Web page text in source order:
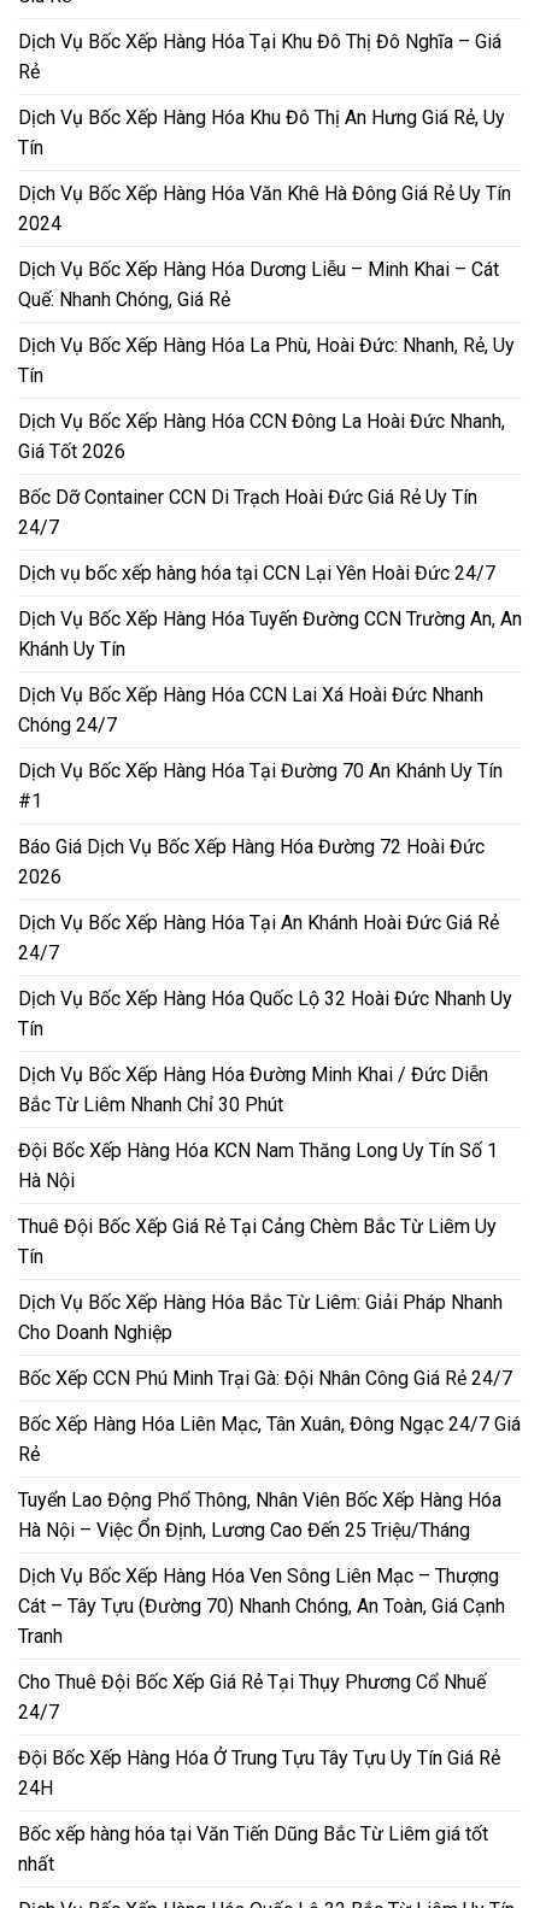
Dịch Vụ Bốc Xếp Hàng Hóa Tại Khu Đô Thị Đô Nghĩa – Giá
Rẻ
Dịch Vụ Bốc Xếp Hàng Hóa Khu Đô Thị An Hưng Giá Rẻ, Uy
Tín
Dịch Vụ Bốc Xếp Hàng Hóa Văn Khê Hà Đông Giá Rẻ Uy Tín
2024
Dịch Vụ Bốc Xếp Hàng Hóa Dương Liễu – Minh Khai – Cát
Quế: Nhanh Chóng, Giá Rẻ
Dịch Vụ Bốc Xếp Hàng Hóa La Phù, Hoài Đức: Nhanh, Rẻ, Uy
Tín
Dịch Vụ Bốc Xếp Hàng Hóa CCN Đông La Hoài Đức Nhanh,
Giá Tốt 2026
Bốc Dỡ Container CCN Di Trạch Hoài Đức Giá Rẻ Uy Tín
24/7
Dịch vụ bốc xếp hàng hóa tại CCN Lại Yên Hoài Đức 24/7
Dịch Vụ Bốc Xếp Hàng Hóa Tuyến Đường CCN Trường An, An
Khánh Uy Tín
Dịch Vụ Bốc Xếp Hàng Hóa CCN Lai Xá Hoài Đức Nhanh
Chóng 24/7
Dịch Vụ Bốc Xếp Hàng Hóa Tại Đường 70 An Khánh Uy Tín
#1
Báo Giá Dịch Vụ Bốc Xếp Hàng Hóa Đường 72 Hoài Đức
2026
Dịch Vụ Bốc Xếp Hàng Hóa Tại An Khánh Hoài Đức Giá Rẻ
24/7
Dịch Vụ Bốc Xếp Hàng Hóa Quốc Lộ 32 Hoài Đức Nhanh Uy
Tín
Dịch Vụ Bốc Xếp Hàng Hóa Đường Minh Khai / Đức Diễn
Bắc Từ Liêm Nhanh Chỉ 30 Phút
Đội Bốc Xếp Hàng Hóa KCN Nam Thăng Long Uy Tín Số 1
Hà Nội
Thuê Đội Bốc Xếp Giá Rẻ Tại Cảng Chèm Bắc Từ Liêm Uy
Tín
Dịch Vụ Bốc Xếp Hàng Hóa Bắc Từ Liêm: Giải Pháp Nhanh
Cho Doanh Nghiệp
Bốc Xếp CCN Phú Minh Trại Gà: Đội Nhân Công Giá Rẻ 24/7
Bốc Xếp Hàng Hóa Liên Mạc, Tân Xuân, Đông Ngạc 24/7 Giá
Rẻ
Tuyển Lao Động Phổ Thông, Nhân Viên Bốc Xếp Hàng Hóa
Hà Nội – Việc Ổn Định, Lương Cao Đến 25 Triệu/Tháng
Dịch Vụ Bốc Xếp Hàng Hóa Ven Sông Liên Mạc – Thượng
Cát – Tây Tựu (Đường 70) Nhanh Chóng, An Toàn, Giá Cạnh
Tranh
Cho Thuê Đội Bốc Xếp Giá Rẻ Tại Thụy Phương Cổ Nhuế
24/7
Đội Bốc Xếp Hàng Hóa Ở Trung Tựu Tây Tựu Uy Tín Giá Rẻ
24H
Bốc xếp hàng hóa tại Văn Tiến Dũng Bắc Từ Liêm giá tốt
nhất